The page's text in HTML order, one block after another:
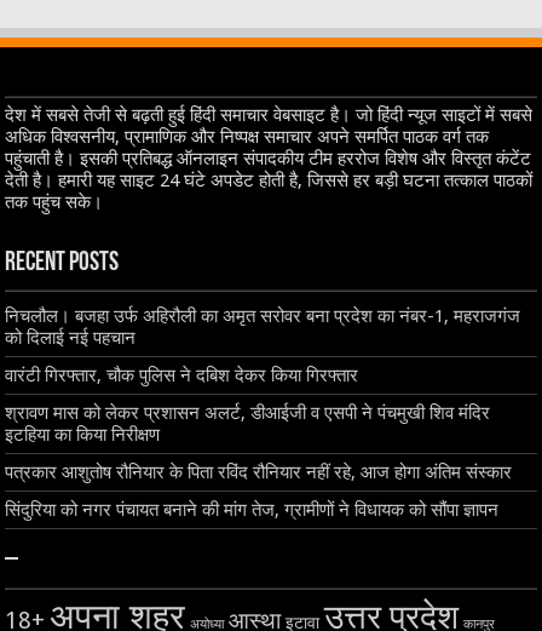
देश में सबसे तेजी से बढ़ती हुई हिंदी समाचार वेबसाइट है। जो हिंदी न्यूज साइटों में सबसे
अधिक विश्वसनीय, प्रामाणिक और निष्पक्ष समाचार अपने समर्पित पाठक वर्ग तक
पहुंचाती है। इसकी प्रतिबद्ध ऑनलाइन संपादकीय टीम हररोज विशेष और विस्तृत कंटेंट
देती है। हमारी यह साइट 24 घंटे अपडेट होती है, जिससे हर बड़ी घटना तत्काल पाठकों
तक पहुंच सके।
Recent Posts
निचलौल। बजहा उर्फ अहिरौली का अमृत सरोवर बना प्रदेश का नंबर-1, महराजगंज
को दिलाई नई पहचान
वारंटी गिरफ्तार, चौक पुलिस ने दबिश देकर किया गिरफ्तार
श्रावण मास को लेकर प्रशासन अलर्ट, डीआईजी व एसपी ने पंचमुखी शिव मंदिर
इटहिया का किया निरीक्षण
पत्रकार आशुतोष रौनियार के पिता रविंद रौनियार नहीं रहे, आज होगा अंतिम संस्कार
सिंदुरिया को नगर पंचायत बनाने की मांग तेज, ग्रामीणों ने विधायक को सौंपा ज्ञापन
–
18+ अपना शहर अयोध्या आस्था इटावा उत्तर प्रदेश कानपुर